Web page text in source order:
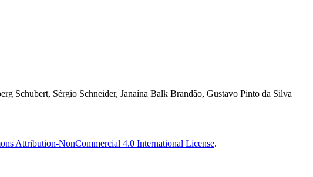
Schubert, Sérgio Schneider, Janaína Balk Brandão, Gustavo Pinto da Silva
Attribution-NonCommercial 4.0 International License.